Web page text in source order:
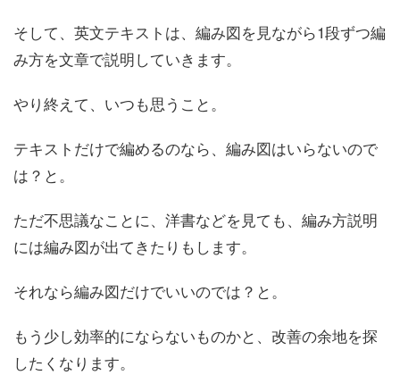
そして、英文テキストは、編み図を見ながら1段ずつ編
み方を文章で説明していきます。
やり終えて、いつも思うこと。
テキストだけで編めるのなら、編み図はいらないので
は？と。
ただ不思議なことに、洋書などを見ても、編み方説明
には編み図が出てきたりもします。
それなら編み図だけでいいのでは？と。
もう少し効率的にならないものかと、改善の余地を探
したくなります。